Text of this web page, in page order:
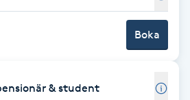
Boka
& student